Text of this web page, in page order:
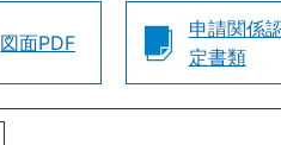
図面PDF
申請関係
定書類